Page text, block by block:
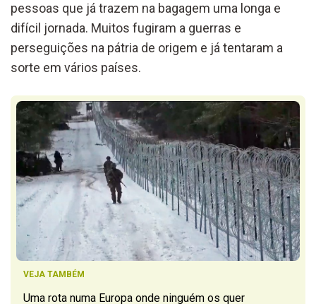
pessoas que já trazem na bagagem uma longa e
difícil jornada. Muitos fugiram a guerras e
perseguições na pátria de origem e já tentaram a
sorte em vários países.
VEJA TAMBÉM
Uma rota numa Europa onde ninguém os quer